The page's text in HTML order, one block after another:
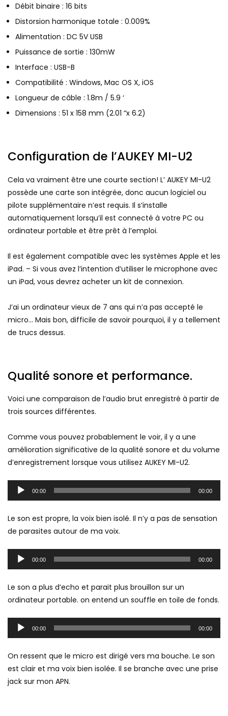
Débit binaire : 16 bits
Distorsion harmonique totale : 0.009%
Alimentation : DC 5V USB
Puissance de sortie : 130mW
Interface : USB-B
Compatibilité : Windows, Mac OS X, iOS
Longueur de câble : 1.8m / 5.9 ‘
Dimensions : 51 x 158 mm (2.01 “x 6.2)
Configuration de l’AUKEY MI-U2
Cela va vraiment être une courte section! L’ AUKEY MI-U2
possède une carte son intégrée, donc aucun logiciel ou
pilote supplémentaire n’est requis. Il s’installe
automatiquement lorsqu’il est connecté à votre PC ou
ordinateur portable et être prêt à l’emploi.
Il est également compatible avec les systèmes Apple et les
iPad. – Si vous avez l’intention d’utiliser le microphone avec
un iPad, vous devrez acheter un kit de connexion.
J’ai un ordinateur vieux de 7 ans qui n’a pas accepté le
micro… Mais bon, difficile de savoir pourquoi, il y a tellement
de trucs dessus.
Qualité sonore et performance.
Voici une comparaison de l’audio brut enregistré à partir de
trois sources différentes.
Comme vous pouvez probablement le voir, il y a une
amélioration significative de la qualité sonore et du volume
d’enregistrement lorsque vous utilisez AUKEY MI-U2.
Lecteur
audio
00:00 00:00
Le son est propre, la voix bien isolé. Il n’y a pas de sensation
de parasites autour de ma voix.
Lecteur
audio
00:00 00:00
Le son a plus d’echo et parait plus brouillon sur un
ordinateur portable. on entend un souffle en toile de fonds.
Lecteur
audio
00:00 00:00
On ressent que le micro est dirigé vers ma bouche. Le son
est clair et ma voix bien isolée. Il se branche avec une prise
jack sur mon APN.